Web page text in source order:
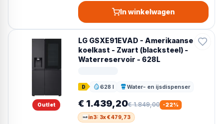
In winkelwagen
Outlet
LG GSXE91EVAD - Amerikaanse
koelkast - Zwart (blacksteel) -
Waterreservoir - 628L
D 628 l
Inhoud Water- en ijsdispenser
Dispenser
€ 1.439,20€ 1.849,00 -22%
in3: 3x € 479,73